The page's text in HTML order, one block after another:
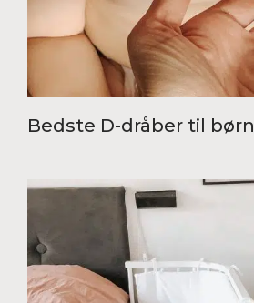
Bedste D-dråber til børn